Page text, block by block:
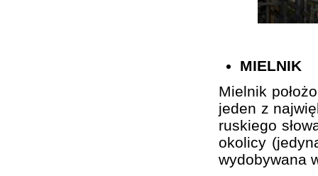
MIELNIK
Mielnik
jeden z
ruskiego
okolicy
wydobywana